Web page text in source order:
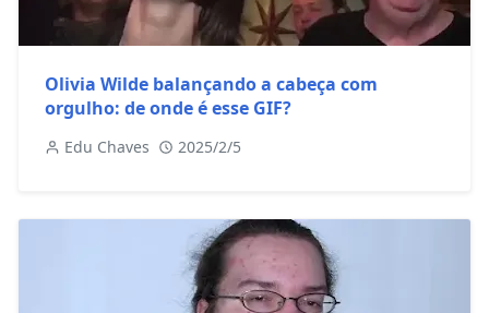
Olivia Wilde balançando a cabeça com
orgulho: de onde é esse GIF?
Edu Chaves 2025/2/5